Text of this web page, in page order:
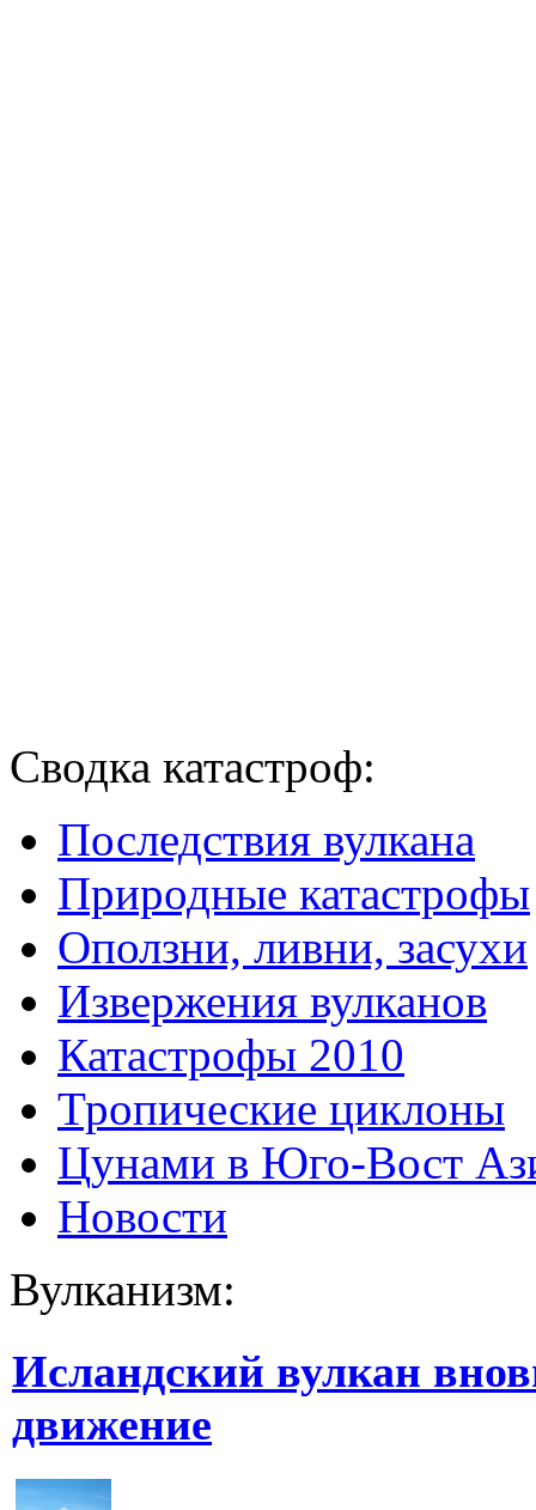
Сводка катастроф:
Последствия вулкана
Природные катастрофы
Оползни, ливни, засухи
Извержения вулканов
Катастрофы 2010
Тропические циклоны
Цунами в Юго-Вост
Новости
Вулканизм:
Исландский вулкан
движение